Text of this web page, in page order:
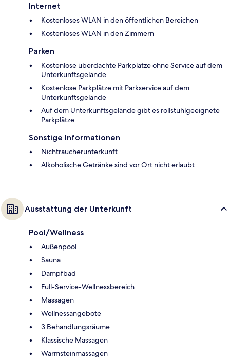
Internet
Kostenloses WLAN in den öffentlichen Bereichen
Kostenloses WLAN in den Zimmern
Parken
Kostenlose überdachte Parkplätze ohne Service auf dem
Unterkunftsgelände
Kostenlose Parkplätze mit Parkservice auf dem
Unterkunftsgelände
Auf dem Unterkunftsgelände gibt es rollstuhlgeeignete
Parkplätze
Sonstige Informationen
Nichtraucherunterkunft
Alkoholische Getränke sind vor Ort nicht erlaubt
Ausstattung der Unterkunft
Pool/Wellness
Außenpool
Sauna
Dampfbad
Full-Service-Wellnessbereich
Massagen
Wellnessangebote
3 Behandlungsräume
Klassische Massagen
Warmsteinmassagen